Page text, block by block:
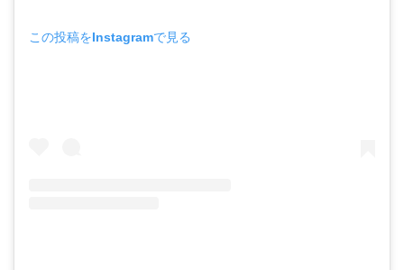
この投稿をInstagramで見る